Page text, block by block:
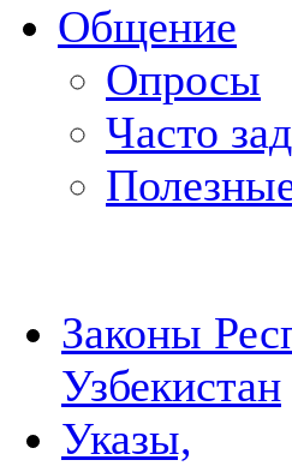
Общение
Опросы
Часто
Законы
Узбекистан
Указы,